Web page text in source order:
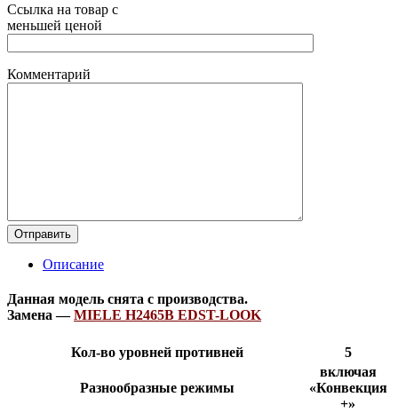
Ссылка на товар с
меньшей ценой
Комментарий
Описание
Данная модель снята с производства.
Замена —MIELE H2465B EDST-LOOK
Кол-во уровней противней 5
Разнообразные режимы
включая
«Конвекция
+»